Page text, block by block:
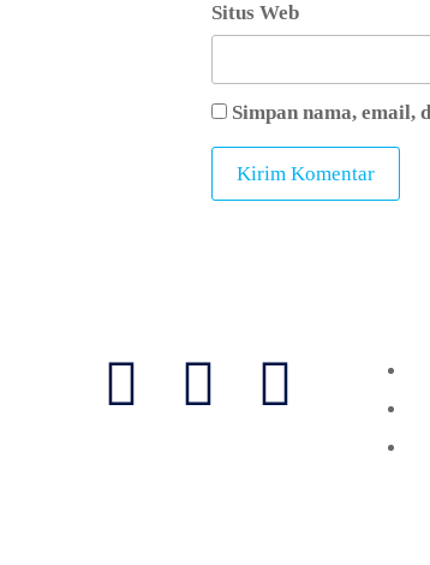
Situs Web
Simpan nama, email,